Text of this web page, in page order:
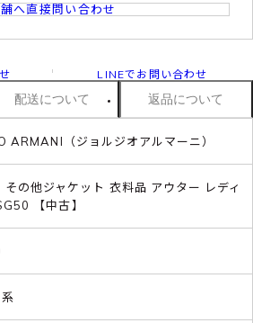
へ直接問い合わせ
LINEでお問い合わせ
配送について 返品について
ARMANI（ジョルジオアルマーニ）
その他ジャケット 衣料品 アウター レディ
【中古】